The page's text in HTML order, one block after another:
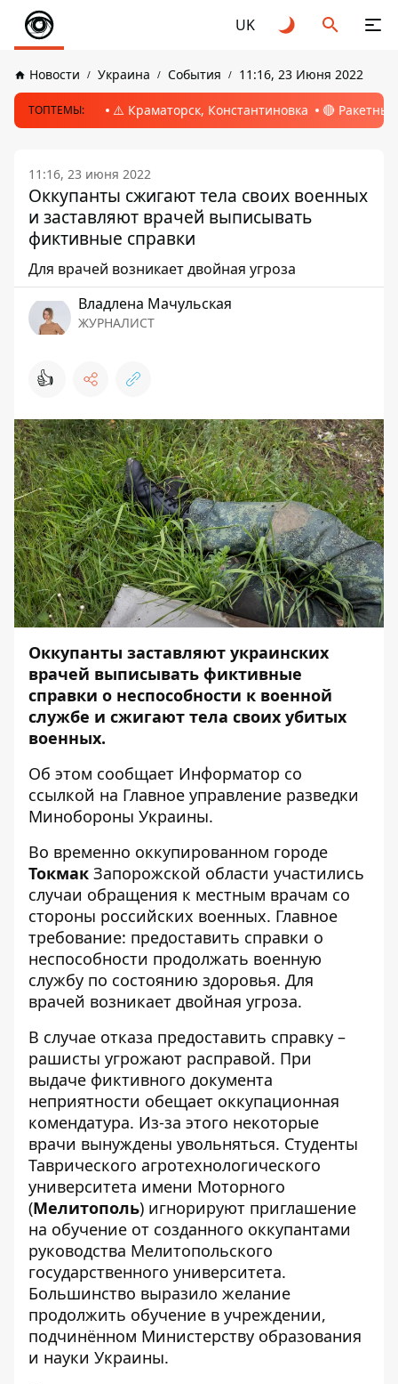
UK
Новости Украина События 11:16, 23 Июня 2022
ТОПТЕМЫ: ⚠️ Краматорск, Константиновка 🔴
11:16, 23 июня 2022
Оккупанты сжигают тела своих военных
и заставляют врачей выписывать
фиктивные справки
Для врачей возникает двойная угроза
Владлена Мачульская
ЖУРНАЛИСТ
👍
Оккупанты заставляют украинских
врачей выписывать фиктивные
справки о неспособности к военной
службе и сжигают тела своих убитых
военных.
Об этом сообщает Информатор со
ссылкой на Главное управление разведки
Минобороны Украины.
Во временно оккупированном городе
Токмак Запорожской области участились
случаи обращения к местным врачам со
стороны российских военных. Главное
требование: предоставить справки о
неспособности продолжать военную
службу по состоянию здоровья. Для
врачей возникает двойная угроза.
В случае отказа предоставить справку –
рашисты угрожают расправой. При
выдаче фиктивного документа
неприятности обещает оккупационная
комендатура. Из-за этого некоторые
врачи вынуждены увольняться. Студенты
Таврического агротехнологического
университета имени Моторного
(Мелитополь) игнорируют приглашение
на обучение от созданного оккупантами
руководства Мелитопольского
государственного университета.
Большинство выразило желание
продолжить обучение в учреждении,
подчинённом Министерству образования
и науки Украины.